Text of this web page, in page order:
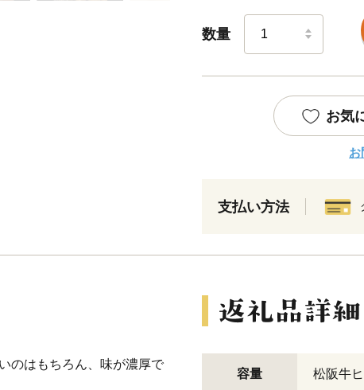
数量
お気
お
支払い方法
のはもちろん、味が濃厚で
容量 松阪牛